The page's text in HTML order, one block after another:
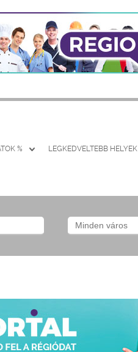
% LEGKEDVELTEBB HELYEK